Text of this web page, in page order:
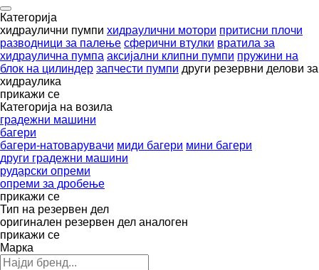
Категорија
хидраулични пумпи хидраулични мотори притисни плочи
разводници за палење сферични втулки вратила за
хидраулична пумпа аксијални клипни пумпи пружини на
блок на цилиндер запчести пумпи други резервни делови за
хидраулика
прикажи се
Категорија на возила
градежни машини
багери
багери-натоварувачи миди багери мини багери
други градежни машини
рударски опреми
опреми за дробење
прикажи се
Тип на резервен дел
оригинален резервен дел аналоген
прикажи се
Марка